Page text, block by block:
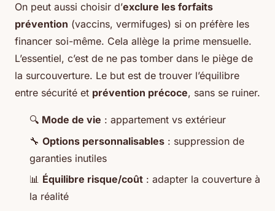
On peut aussi choisir d’exclure les forfaits
prévention (vaccins, vermifuges) si on préfère les
financer soi-même. Cela allège la prime mensuelle.
L’essentiel, c’est de ne pas tomber dans le piège de
la surcouverture. Le but est de trouver l’équilibre
entre sécurité et prévention précoce, sans se ruiner.
🔍 Mode de vie : appartement vs extérieur
🔧 Options personnalisables : suppression de
garanties inutiles
📊 Équilibre risque/coût : adapter la couverture à
la réalité